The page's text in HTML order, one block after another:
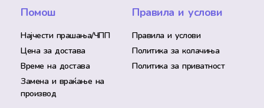
Помош
Најчести прашања/ЧПП
Цена за достава
Време на достава
Замена и враќање на
производ
Правила и услови
Правила и услови
Политика за колачиња
Политика за приватност